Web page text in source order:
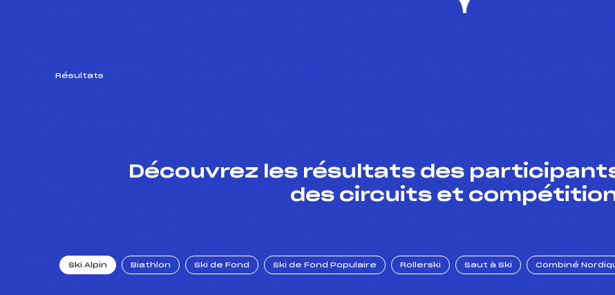
Résultats
Découvrez les résultats des
des circuits et
Ski Alpin Biathlon Ski de Fond Ski de Fond Populaire Rollerski Saut à Ski Combiné